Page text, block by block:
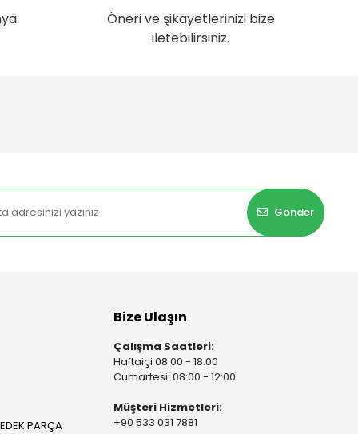
Öneri ve şikayetlerinizi bize
iletebilirsiniz.
Gönder
PARÇA
Bize Ulaşın
Çalışma Saatleri:
Haftaiçi 08:00 - 18:00
Cumartesi: 08:00 - 12:00
Müşteri Hizmetleri:
+90 533 031 7881